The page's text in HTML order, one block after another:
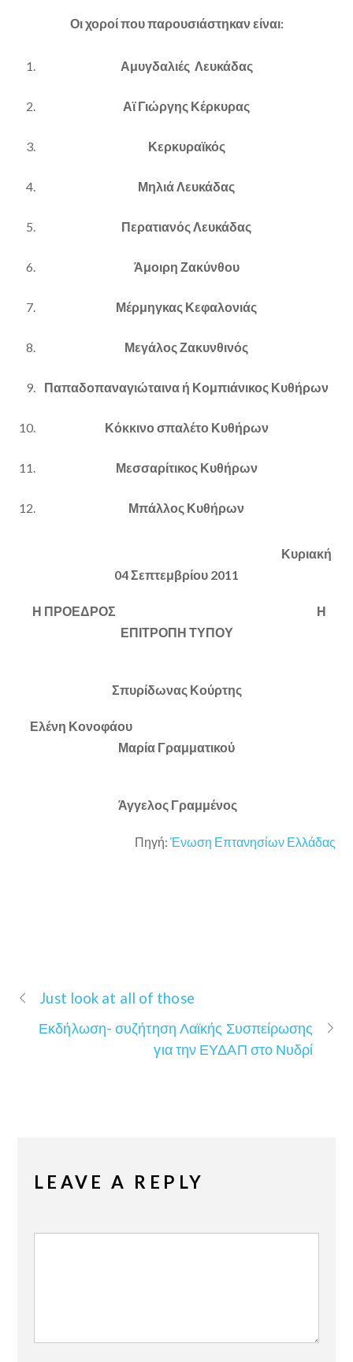
Οι χοροί που παρουσιάστηκαν είναι:
Αμυγδαλιές Λευκάδας
Αϊ Γιώργης Κέρκυρας
Κερκυραϊκός
Μηλιά Λευκάδας
Περατιανός Λευκάδας
Άμοιρη Ζακύνθου
Μέρμηγκας Κεφαλονιάς
Μεγάλος Ζακυνθινός
Παπαδοπαναγιώταινα ή Κομπιάνικος Κυθήρων
Κόκκινο σπαλέτο Κυθήρων
Μεσσαρίτικος Κυθήρων
Μπάλλος Κυθήρων
Κυριακή
04 Σεπτεμβρίου 2011
Η ΠΡΟΕΔΡΟΣ Η
ΕΠΙΤΡΟΠΗ ΤΥΠΟΥ
Σπυρίδωνας Κούρτης
Ελένη Κονοφάου
Μαρία Γραμματικού
Άγγελος Γραμμένος
Πηγή: Ένωση Επτανησίων Ελλάδας
Just look at all of those
Εκδήλωση- συζήτηση Λαϊκής Συσπείρωσης
για την ΕΥΔΑΠ στο Νυδρί
LEAVE A REPLY